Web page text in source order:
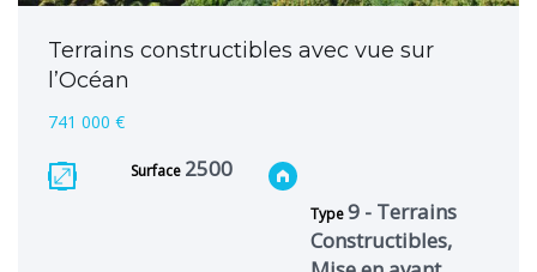
Terrains constructibles avec vue sur
l’Océan
741 000 €
Surface 2500
Type9 - Terrains
Constructibles,